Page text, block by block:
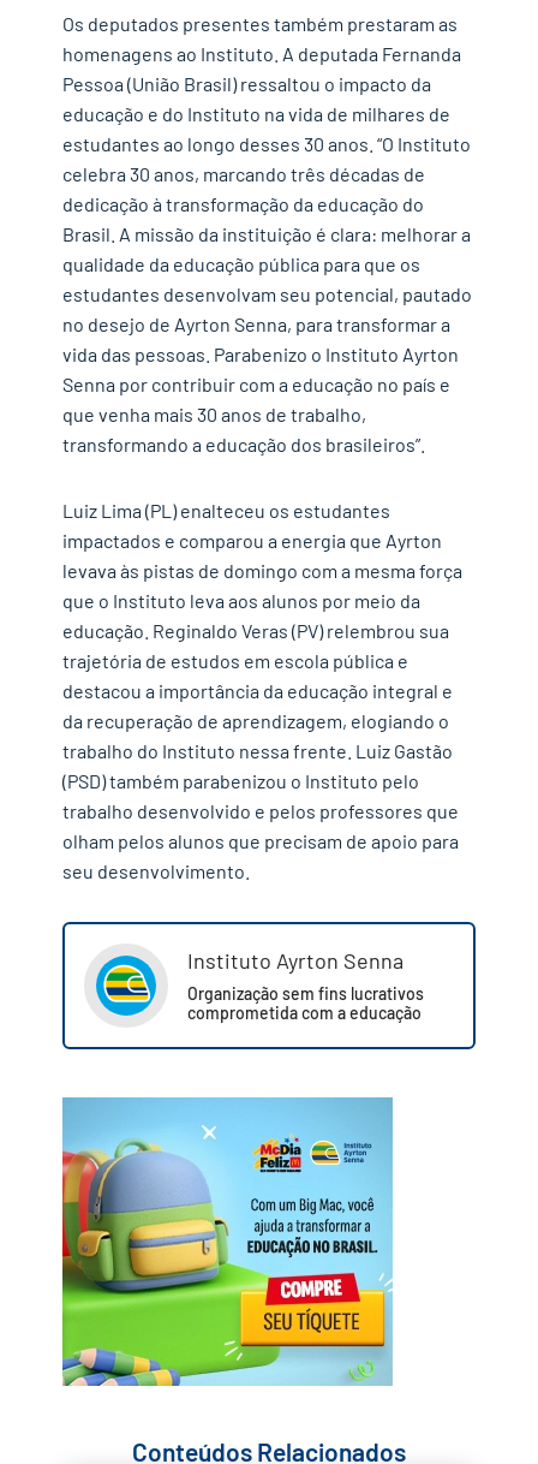
Os deputados presentes também prestaram as
homenagens ao Instituto. A deputada Fernanda
Pessoa (União Brasil) ressaltou o impacto da
educação e do Instituto na vida de milhares de
estudantes ao longo desses 30 anos. “O Instituto
celebra 30 anos, marcando três décadas de
dedicação à transformação da educação do
Brasil. A missão da instituição é clara: melhorar a
qualidade da educação pública para que os
estudantes desenvolvam seu potencial, pautado
no desejo de Ayrton Senna, para transformar a
vida das pessoas. Parabenizo o Instituto Ayrton
Senna por contribuir com a educação no país e
que venha mais 30 anos de trabalho,
transformando a educação dos brasileiros”.
Luiz Lima (PL) enalteceu os estudantes
impactados e comparou a energia que Ayrton
levava às pistas de domingo com a mesma força
que o Instituto leva aos alunos por meio da
educação. Reginaldo Veras (PV) relembrou sua
trajetória de estudos em escola pública e
destacou a importância da educação integral e
da recuperação de aprendizagem, elogiando o
trabalho do Instituto nessa frente. Luiz Gastão
(PSD) também parabenizou o Instituto pelo
trabalho desenvolvido e pelos professores que
olham pelos alunos que precisam de apoio para
seu desenvolvimento.
Instituto Ayrton Senna
Organização sem fins lucrativos
comprometida com a educação
Conteúdos Relacionados